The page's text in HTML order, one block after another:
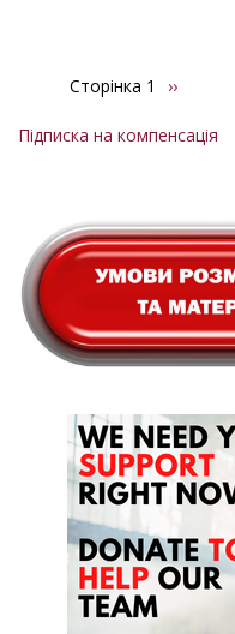
Розбивка
сторінки
Сторінка 1
Наступна
››
Підписка на компенсація